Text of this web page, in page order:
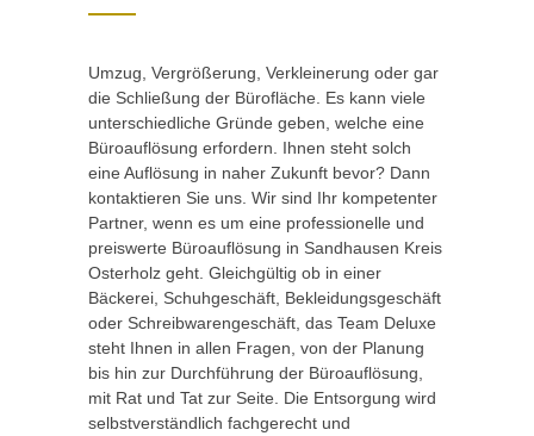
Umzug, Vergrößerung, Verkleinerung oder gar
die Schließung der Bürofläche. Es kann viele
unterschiedliche Gründe geben, welche eine
Büroauflösung erfordern. Ihnen steht solch
eine Auflösung in naher Zukunft bevor? Dann
kontaktieren Sie uns. Wir sind Ihr kompetenter
Partner, wenn es um eine professionelle und
preiswerte Büroauflösung in Sandhausen Kreis
Osterholz geht. Gleichgültig ob in einer
Bäckerei, Schuhgeschäft, Bekleidungsgeschäft
oder Schreibwarengeschäft, das Team Deluxe
steht Ihnen in allen Fragen, von der Planung
bis hin zur Durchführung der Büroauflösung,
mit Rat und Tat zur Seite. Die Entsorgung wird
selbstverständlich fachgerecht und